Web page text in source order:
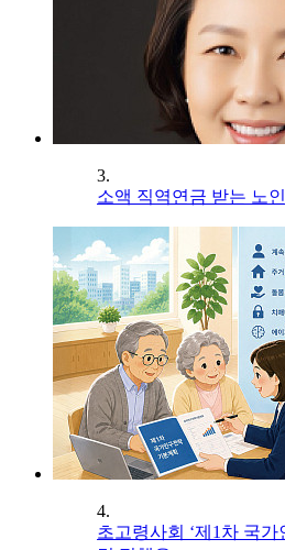
3.
소액 직역연금 받는 노
4.
초고령사회 ‘제1차 국